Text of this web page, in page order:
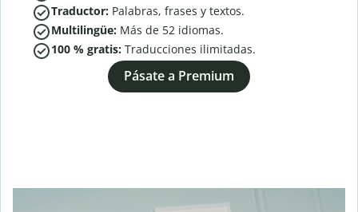
Traductor: Palabras, frases y textos.
Multilingüe: Más de 52 idiomas.
100 % gratis: Traducciones ilimitadas.
Pásate a Premium